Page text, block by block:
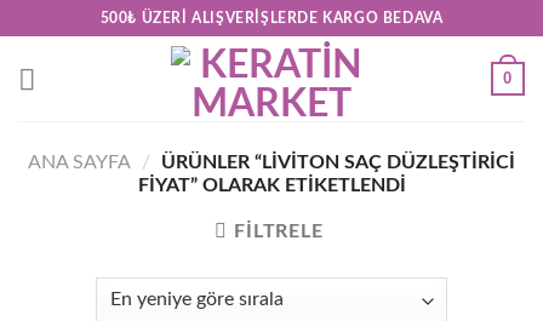
content
500₺ ÜZERI ALIŞVERIŞLERDE KARGO BEDAVA
0
ANA SAYFA /
ÜRÜNLER “LIVITON SAÇ DÜZLEŞTIRICI
FIYAT” OLARAK ETIKETLENDI
FILTRELE